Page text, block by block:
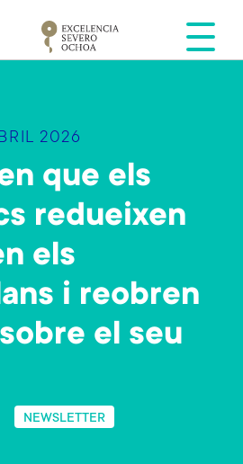
2026
que els
redueixen
els
i reobren
el seu
NEWSLETTER